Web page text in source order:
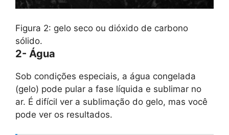
Figura 2: gelo seco ou dióxido de carbono
sólido.
2- Água
Sob condições especiais, a água congelada
(gelo) pode pular a fase líquida e sublimar no
ar. É difícil ver a sublimação do gelo, mas você
pode ver os resultados.